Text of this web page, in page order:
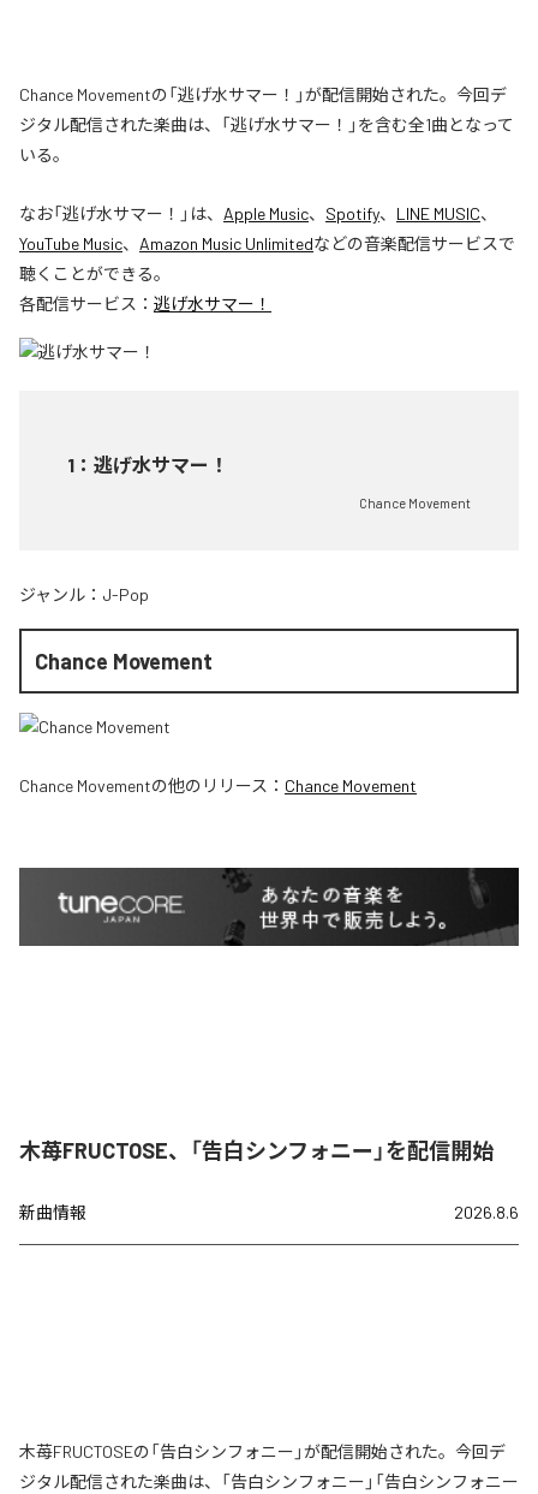
Chance Movementの「逃げ水サマー！」が配信開始された。今回デ
ジタル配信された楽曲は、「逃げ水サマー！」を含む全1曲となって
いる。
なお「逃げ水サマー！ 」は、 Apple Music、 Spotify、 LINE MUSIC、
YouTube Music、 Amazon Music Unlimitedなどの音楽配信サービスで
聴くことができる。
各配信サービス： 逃げ水サマー！
1 ： 逃げ水サマー！
Chance Movement
ジャンル： J-Pop
Chance Movement
Chance Movementの他のリリース： Chance Movement
木苺FRUCTOSE、「告白シンフォニー」を配信開始
新曲情報 2026.8.6
木苺FRUCTOSEの「告白シンフォニー」が配信開始された。今回デ
ジタル配信された楽曲は、「告白シンフォニー」「告白シンフォニー